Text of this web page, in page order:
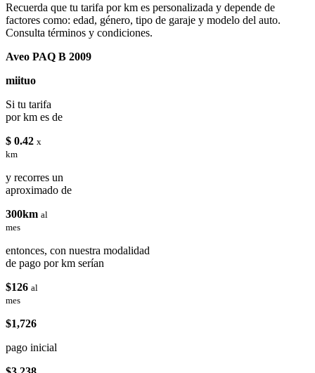
Recuerda que tu tarifa por km es personalizada y depende de
factores como: edad, género, tipo de garaje y modelo del auto.
Consulta términos y condiciones.
Aveo PAQ B 2009
miituo
Si tu tarifa
por km es de
$ 0.42 x
km
y recorres un
aproximado de
300km al
mes
entonces, con nuestra modalidad
de pago por km serían
$126 al
mes
$1,726
pago inicial